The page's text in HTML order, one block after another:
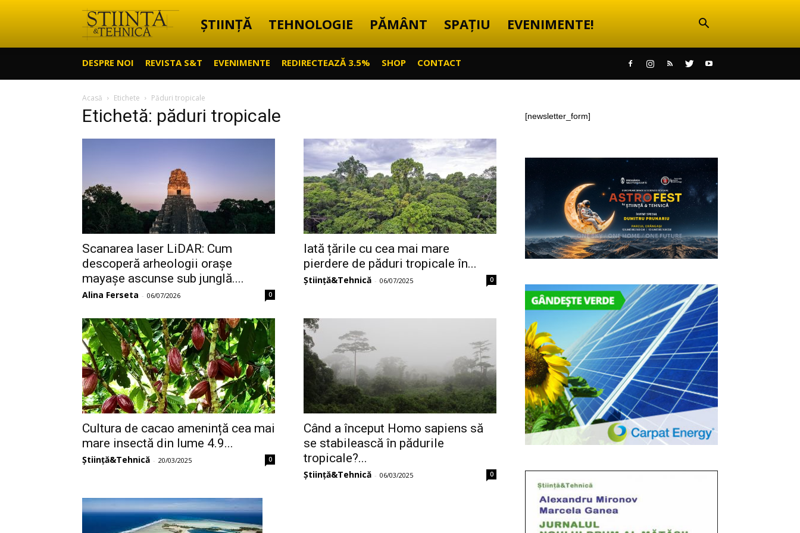
Știință
Tehnică
ȘTIINȚĂ TEHNOLOGIE PĂMÂNT SPAȚIU EVENIMENTE!
DESPRE NOI REVISTA S&T EVENIMENTE REDIRECTEAZĂ 3.5% SHOP CONTACT
Acasă Etichete Păduri tropicale
Etichetă: păduri tropicale
Scanarea laser LiDAR: Cum
descoperă arheologii orașe
mayașe ascunse sub junglă....
Alina Ferseta - 06/07/2026 0
Iată țările cu cea mai mare
pierdere de păduri tropicale în...
Știință&Tehnică - 06/07/2025 0
Cultura de cacao amenință cea mai
mare insectă din lume 4.9...
Știință&Tehnică - 20/03/2025 0
Când a început Homo sapiens să
se stabilească în pădurile
tropicale?...
Știință&Tehnică - 06/03/2025 0
[newsletter_form]